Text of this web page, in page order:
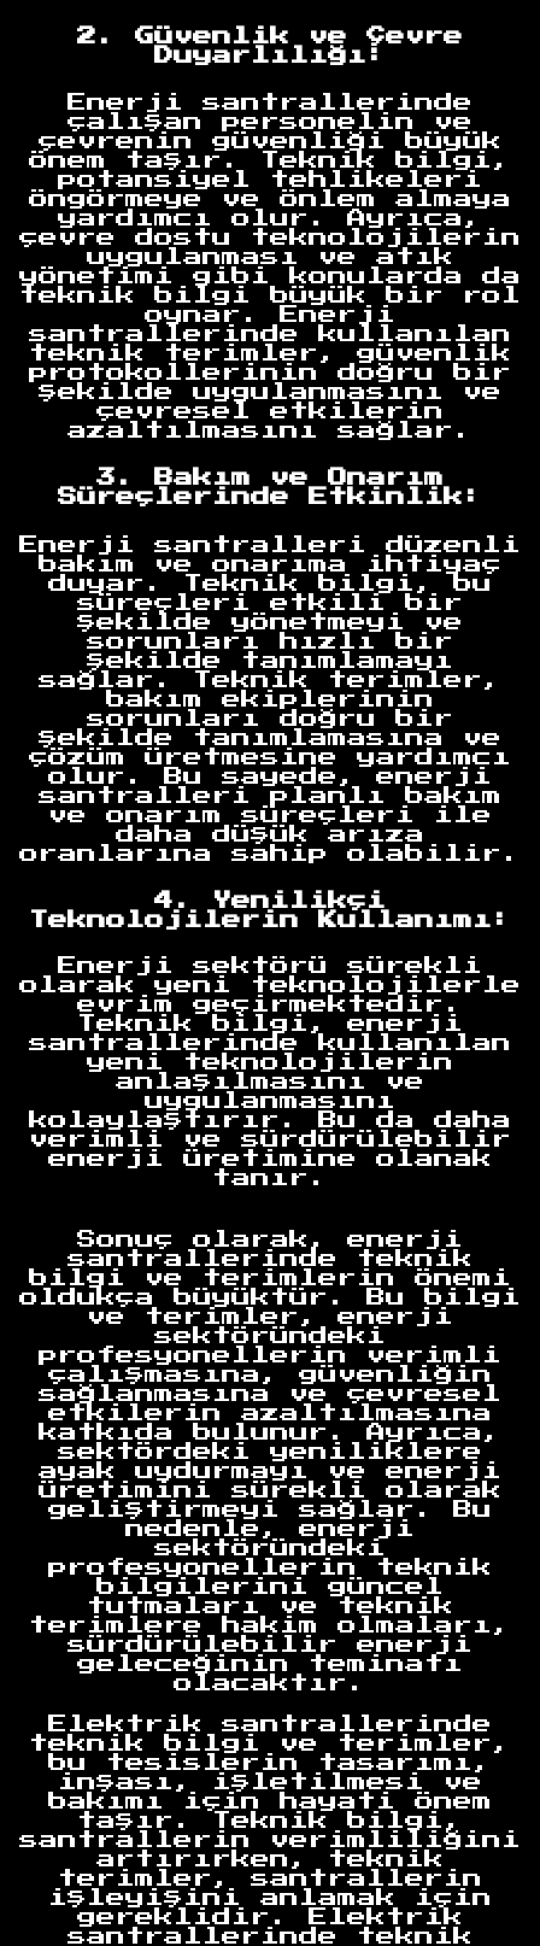
2. Güvenlik ve Çevre
Duyarlılığı:
Enerji santrallerinde
çalışan personelin ve
çevrenin güvenliği büyük
önem taşır. Teknik bilgi,
potansiyel tehlikeleri
öngörmeye ve önlem almaya
yardımcı olur. Ayrıca,
çevre dostu teknolojilerin
uygulanması ve atık
yönetimi gibi konularda da
teknik bilgi büyük bir rol
oynar. Enerji
santrallerinde kullanılan
teknik terimler, güvenlik
protokollerinin doğru bir
şekilde uygulanmasını ve
çevresel etkilerin
azaltılmasını sağlar.
3. Bakım ve Onarım
Süreçlerinde Etkinlik:
Enerji santralleri düzenli
bakım ve onarıma ihtiyaç
duyar. Teknik bilgi, bu
süreçleri etkili bir
şekilde yönetmeyi ve
sorunları hızlı bir
şekilde tanımlamayı
sağlar. Teknik terimler,
bakım ekiplerinin
sorunları doğru bir
şekilde tanımlamasına ve
çözüm üretmesine yardımcı
olur. Bu sayede, enerji
santralleri planlı bakım
ve onarım süreçleri ile
daha düşük arıza
oranlarına sahip olabilir.
4. Yenilikçi
Teknolojilerin Kullanımı:
Enerji sektörü sürekli
olarak yeni teknolojilerle
evrim geçirmektedir.
Teknik bilgi, enerji
santrallerinde kullanılan
yeni teknolojilerin
anlaşılmasını ve
uygulanmasını
kolaylaştırır. Bu da daha
verimli ve sürdürülebilir
enerji üretimine olanak
tanır.
Sonuç olarak, enerji
santrallerinde teknik
bilgi ve terimlerin önemi
oldukça büyüktür. Bu bilgi
ve terimler, enerji
sektöründeki
profesyonellerin verimli
çalışmasına, güvenliğin
sağlanmasına ve çevresel
etkilerin azaltılmasına
katkıda bulunur. Ayrıca,
sektördeki yeniliklere
ayak uydurmayı ve enerji
üretimini sürekli olarak
geliştirmeyi sağlar. Bu
nedenle, enerji
sektöründeki
profesyonellerin teknik
bilgilerini güncel
tutmaları ve teknik
terimlere hakim olmaları,
sürdürülebilir enerji
geleceğinin teminatı
olacaktır.
Elektrik santrallerinde
teknik bilgi ve terimler,
bu tesislerin tasarımı,
inşası, işletilmesi ve
bakımı için hayati önem
taşır. Teknik bilgi,
santrallerin verimliliğini
artırırken, teknik
terimler, santrallerin
işleyişini anlamak için
gereklidir. Elektrik
santrallerinde teknik
Anasayfa